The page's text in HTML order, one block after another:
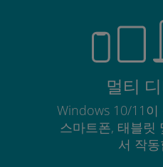
멀티
Windows 10/11이
스마트폰, 태블릿
서 작